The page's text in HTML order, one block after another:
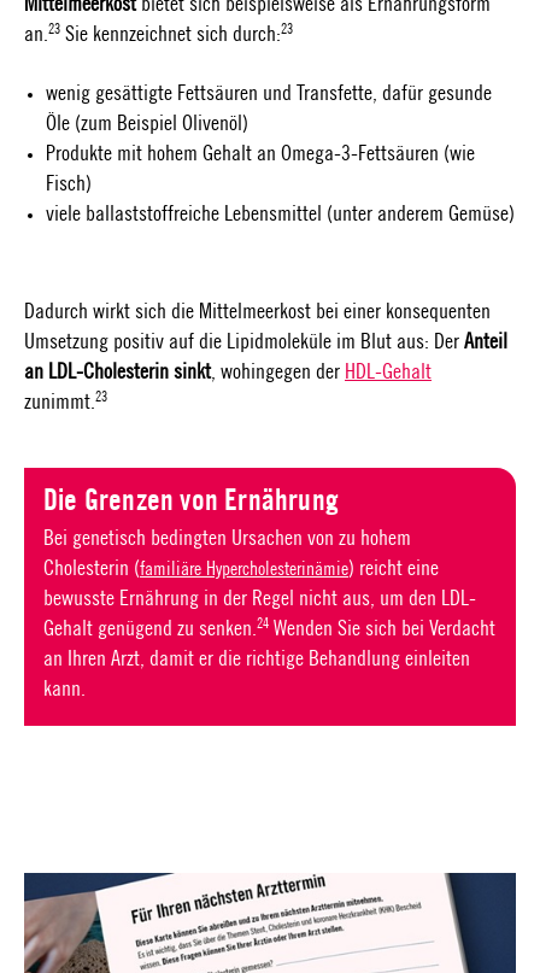
Mittelmeerkostbietet sich beispielsweise als Ernährungsform
an.23 Sie kennzeichnet sich durch:23
wenig gesättigte Fettsäuren und Transfette, dafür gesunde
Öle (zum Beispiel Olivenöl)
Produkte mit hohem Gehalt an Omega-3-Fettsäuren (wie
Fisch)
viele ballaststoffreiche Lebensmittel (unter anderem Gemüse)
Dadurch wirkt sich die Mittelmeerkost bei einer konsequenten
Umsetzung positiv auf die Lipidmoleküle im Blut aus: Der Anteil
an LDL-Cholesterin sinkt, wohingegen der HDL-Gehalt
zunimmt.23
Die Grenzen von Ernährung
Bei genetisch bedingten Ursachen von zu hohem
Cholesterin (familiäre Hypercholesterinämie) reicht eine
bewusste Ernährung in der Regel nicht aus, um den LDL-
Gehalt genügend zu senken.24 Wenden Sie sich bei Verdacht
an Ihren Arzt, damit er die richtige Behandlung einleiten
kann.